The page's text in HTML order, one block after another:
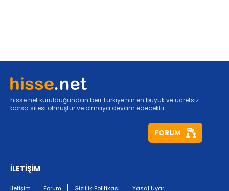
hisse.net kurulduğundan beri Türkiye'nin en büyük ve ücretsiz
borsa sitesi olmuştur ve olmaya devam edecektir.
FORUM
İLETİŞİM
İletişim Forum Gizlilik Politikası Yasal Uyarı